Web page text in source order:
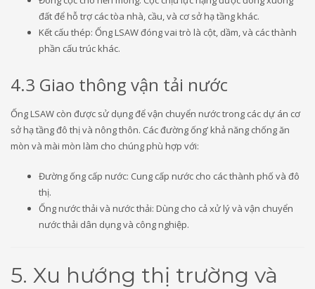
đất để hỗ trợ các tòa nhà, cầu, và cơ sở hạ tầng khác.
Kết cấu thép: Ống LSAW đóng vai trò là cột, dầm, và các thành
phần cấu trúc khác.
4.3 Giao thông vận tải nước
Ống LSAW còn được sử dụng để vận chuyển nước trong các dự án cơ
sở hạ tầng đô thị và nông thôn. Các đường ống’ khả năng chống ăn
mòn và mài mòn làm cho chúng phù hợp với:
Đường ống cấp nước: Cung cấp nước cho các thành phố và đô
thị.
Ống nước thải và nước thải: Dùng cho cả xử lý và vận chuyển
nước thải dân dụng và công nghiệp.
5. Xu hướng thị trường và